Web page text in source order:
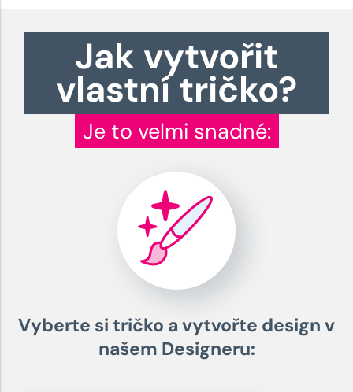
Jak vytvořit
vlastní tričko?
Je to velmi snadné:
Vyberte si tričko a vytvořte design v
našem Designeru: